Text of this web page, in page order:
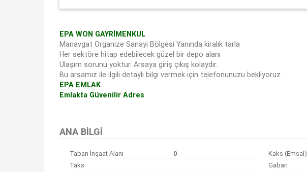
EPA WON GAYRİMENKUL
Manavgat Organize Sanayi Bölgesi Yanında kiralık tarla
Her sektöre hitap edebilecek güzel bir depo alanı
Ulaşım sorunu yoktur. Arsaya giriş çıkış kolaydır.
Bu arsamız ile ilgili detaylı bilgi vermek için telefonunuzu bekliyoruz.
EPA EMLAK
Emlakta Güvenilir Adres
ANA BILGI
Taban İnşaat Alanı 0
Kaks (Emsal)
Taks
Gabari